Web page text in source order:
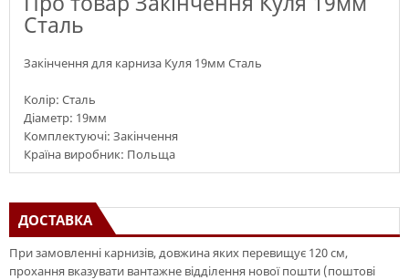
Сталь
Закінчення для карниза Куля 19мм Сталь
Колір: Сталь
Діаметр: 19мм
Комплектуючі: Закінчення
Країна виробник: Польща
ДОСТАВКА
При замовленні карнизів, довжина яких перевищує 120 см,
прохання вказувати вантажне відділення нової пошти (поштові